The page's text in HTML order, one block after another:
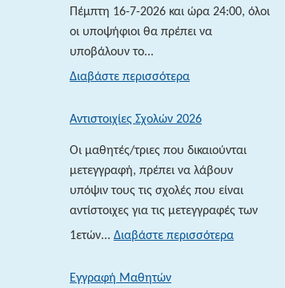
Πέμπτη 16-7-2026 και ώρα 24:00, όλοι
οι υποψήφιοι θα πρέπει να
υποβάλουν το...
Διαβάστε περισσότερα
ΜΗΧΑΝΟΓΡΑΦΙΚΟΥ
Αντιστοιχίες Σχολών 2026
Οι μαθητές/τριες που δικαιούνται
μετεγγραφή, πρέπει να λάβουν
υπόψιν τους τις σχολές που είναι
αντίστοιχες για τις μετεγγραφές των
1ετών... Διαβάστε περισσότερα
Εγγραφή Μαθητών